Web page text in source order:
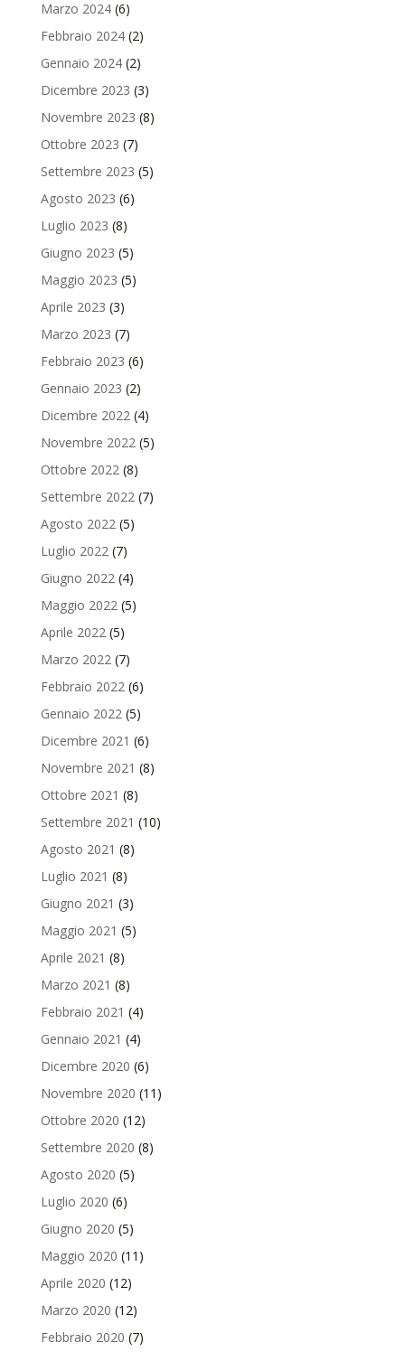
Marzo 2024(6)
Febbraio 2024(2)
Gennaio 2024(2)
Dicembre 2023 (3)
Novembre 2023 (8)
Ottobre 2023 (7)
Settembre 2023 (5)
Agosto 2023 (6)
Luglio 2023 (8)
Giugno 2023 (5)
Maggio 2023 (5)
Aprile 2023 (3)
Marzo 2023 (7)
Febbraio 2023 (6)
Gennaio 2023 (2)
Dicembre 2022 (4)
Novembre 2022 (5)
Ottobre 2022 (8)
Settembre 2022 (7)
Agosto 2022 (5)
Luglio 2022 (7)
Giugno 2022 (4)
Maggio 2022 (5)
Aprile 2022 (5)
Marzo 2022 (7)
Febbraio 2022 (6)
Gennaio 2022 (5)
Dicembre 2021 (6)
Novembre 2021 (8)
Ottobre 2021 (8)
Settembre 2021 (10)
Agosto 2021 (8)
Luglio 2021 (8)
Giugno 2021 (3)
Maggio 2021 (5)
Aprile 2021 (8)
Marzo 2021 (8)
Febbraio 2021 (4)
Gennaio 2021 (4)
Dicembre 2020 (6)
Novembre 2020 (11)
Ottobre 2020 (12)
Settembre 2020 (8)
Agosto 2020 (5)
Luglio 2020 (6)
Giugno 2020 (5)
Maggio 2020 (11)
Aprile 2020 (12)
Marzo 2020 (12)
Febbraio 2020 (7)